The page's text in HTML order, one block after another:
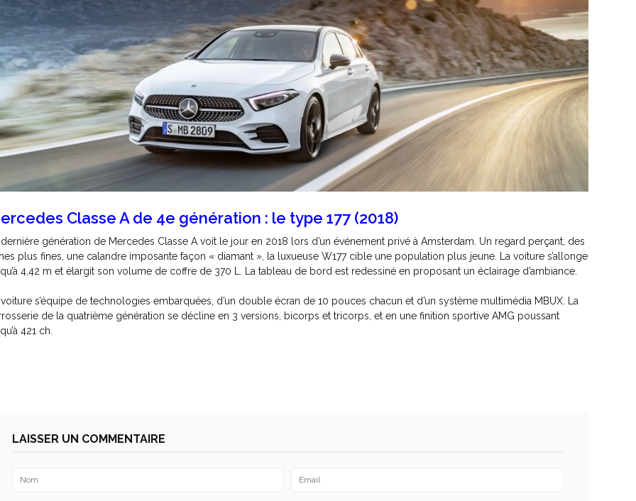
Classe A de 4e génération : le type 177 (2018)
génération de Mercedes Classe A voit le jour en 2018 lors d’un événement privé à Amsterdam. Un regard perçant, des
plus fines, une calandre imposante façon « diamant », la luxueuse W177 cible une population plus jeune. La voiture s’allonge
4,42 m et élargit son volume de coffre de 370 L. La tableau de bord est redessiné en proposant un éclairage d’ambiance.
s’équipe de technologies embarquées, d’un double écran de 10 pouces chacun et d’un système multimédia MBUX.
La
de la quatrième génération se décline en 3 versions, bicorps et tricorps, et en une finition sportive AMG poussant
421 ch.
LAISSER UN COMMENTAIRE